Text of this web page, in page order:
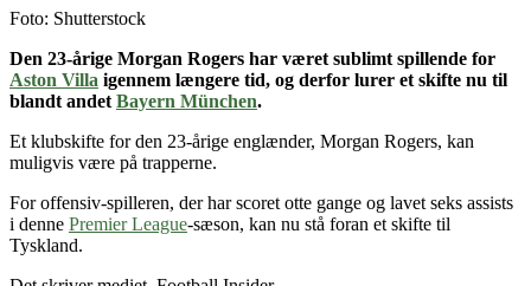
Foto: Shutterstock
Den 23-årige Morgan Rogers har været sublimt spillende for
Aston Villa igennem længere tid, og derfor lurer et skifte nu til
blandt andet Bayern München.
Et klubskifte for den 23-årige englænder, Morgan Rogers, kan
muligvis være på trapperne.
For offensiv-spilleren, der har scoret otte gange og lavet seks assists
i denne Premier League-sæson, kan nu stå foran et skifte til
Tyskland.